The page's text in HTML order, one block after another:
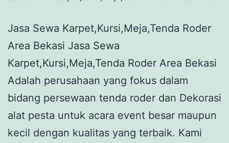
Jasa Sewa Karpet,Kursi,Meja,Tenda Roder
Area Bekasi Jasa Sewa
Karpet,Kursi,Meja,Tenda Roder Area Bekasi
Adalah perusahaan yang fokus dalam
bidang persewaan tenda roder dan Dekorasi
alat pesta untuk acara event besar maupun
kecil dengan kualitas yang terbaik. Kami